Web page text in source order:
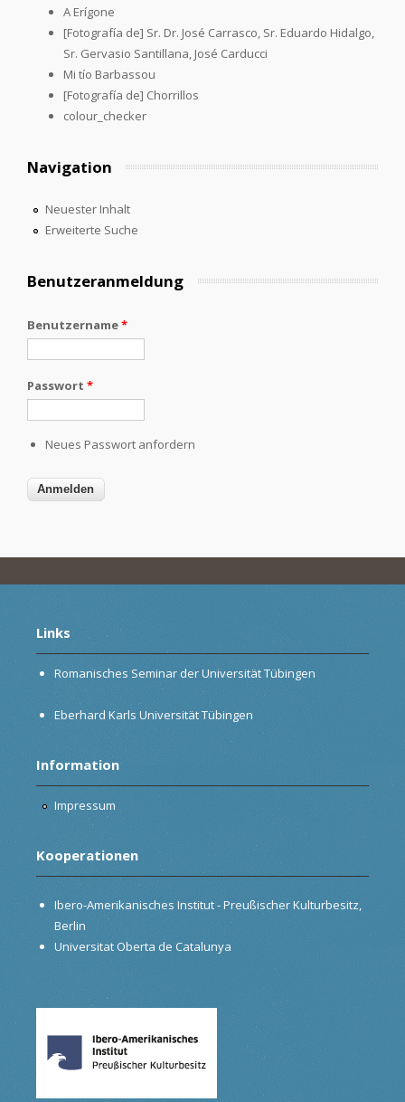
A Erígone
[Fotografía de] Sr. Dr. José Carrasco, Sr. Eduardo Hidalgo,
Sr. Gervasio Santillana, José Carducci
Mi tío Barbassou
[Fotografía de] Chorrillos
colour_checker
Navigation
Neuester Inhalt
Erweiterte Suche
Benutzeranmeldung
Benutzername*
Passwort *
Neues Passwort anfordern
Links
Romanisches Seminar der Universität Tübingen
Eberhard Karls Universität Tübingen
Information
Impressum
Kooperationen
Ibero-Amerikanisches Institut - Preußischer Kulturbesitz,
Berlin
Universitat Oberta de Catalunya